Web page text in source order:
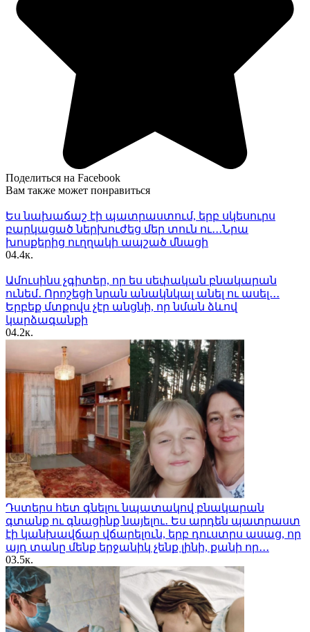
Поделиться на Facebook
Вам также может понравиться
Ես նախաճաշ էի պատրաստում, երբ սկեսուրս
բարկացած ներխուժեց մեր տուն ու․․․Նրա
խոսքերից ուղղակի ապշած մնացի
04.4к.
Ամուսինս չգիտեր, որ ես սեփական բնակարան
ունեմ․ Որոշեցի նրան անակնկալ անել ու ասել․․․
Երբեք մտքովս չէր անցնի, որ նման ձևով
կարձագանքի
04.2к.
Դստերս հետ գնելու նպատակով բնակարան
գտանք ու գնացինք նայելու․ Ես արդեն պատրաստ
էի կանխավճար վճարելուն, երբ դուստրս ասաց, որ
այդ տանը մենք երջանիկ չենք լինի, քանի որ․․․
03.5к.